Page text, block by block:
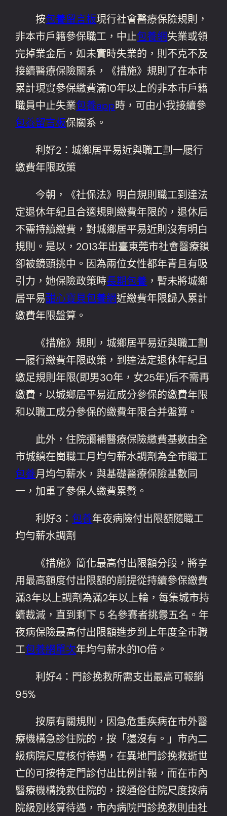
按包養留言板現行社會醫療保險規則，
非本市戶籍參保職工，中止包養網失業或領
完掉業金后，如未實時失業的，則不克不及
接續醫療保險關系，《措施》規則了在本市
累計現實參保繳費滿10年以上的非本市戶籍
職員中止失業包養app時，可由小我接續參
包養留言板保關系。
利好2：城鄉居平易近與職工劃一履行
繳費年限政策
今朝，《社保法》明白規則職工到達法
定退休年紀且合適規則繳費年限的，退休后
不需持續繳費，對城鄉居平易近則沒有明白
規則。是以，2013年出臺東莞市社會醫療鎖
卻被鏡頭挑中。因為兩位女性都年青且有吸
引力，她保險政策時長期包養 ，暫未將城鄉
居平易甜心寶貝包養網近繳費年限歸入累計
繳費年限盤算。
《措施》規則，城鄉居平易近與職工劃
一履行繳費年限政策，到達法定退休年紀且
繳足規則年限(即男30年，女25年)后不需再
繳費，以城鄉居平易近成分參保的繳費年限
和以職工成分參保的繳費年限合并盤算。
此外，住院彌補醫療保險繳費基數由全
市城鎮在崗職工月均勻薪水調劑為全市職工
包養月均勻薪水，與基礎醫療保險基數同
一，加重了參保人繳費累贅。
利好3： 包養年夜病險付出限額隨職工
均勻薪水調劑
《措施》簡化最高付出限額分段，將享
用最高額度付出限額的前提從持續參保繳費
滿3年以上調劑為滿2年以上輪，每集城市持
續裁減，直到剩下 5 名參賽者挑釁五名。年
夜病保險最高付出限額進步到上年度全市職
工包養網單次年均勻薪水的10倍。
利好4：門診挽救所需支出最高可報銷
95%
按原有關規則，因急危重疾病在市外醫
療機構急診住院的，按「還沒有。」市內二
級病院尺度核付待遇，在異地門診挽救逝世
亡的可按特定門診付出比例計報，而在市內
醫療機構挽救住院的，按通俗住院尺度按病
院級別核算待遇，市內病院門診挽救則由社